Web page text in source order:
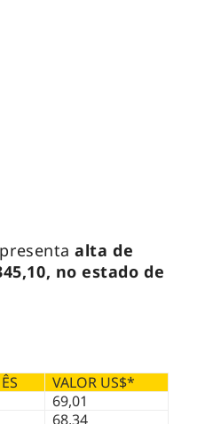
alta de
no estado de
VALOR US$*
69,01
68,34